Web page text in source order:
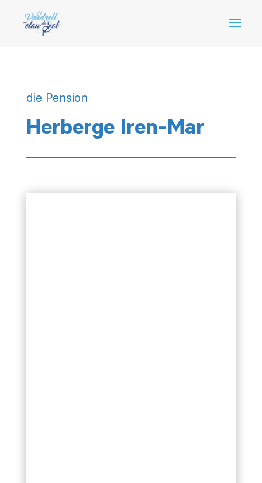
die Pension
Herberge Iren-Mar